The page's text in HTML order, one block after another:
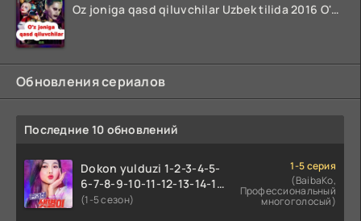
Oz joniga qasd qiluvchilar Uzbek tilida 2016 O'zbekcha tarjima kino 720p HD skachat
Обновления сериалов
Последние 10 обновлений
Dokon yulduzi 1-2-3-4-5-
6-7-8-9-10-11-12-13-14-15-
16-17 Qism Uzbek tilida
(1-5 сезон)
1-5 серия
(BaibaKo,
Профессиональный
многоголосый)